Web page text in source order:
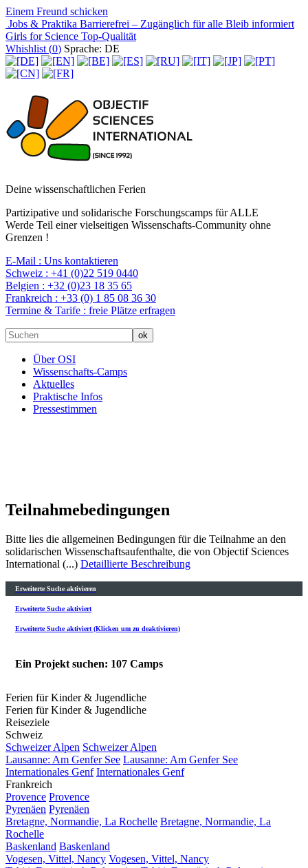
Einem Freund schicken
Jobs & Praktika Barrierefrei – Zugänglich für alle Bleib informiert
Girls for Science Top-Qualität
Whishlist (0) Sprache: DE
Deine wissenschaftlichen Ferien
Partizipative und solidarische Forschungscamps für ALLE
Werde Teil einer vielseitigen Wissenschafts-Community ohne
Grenzen !
E-Mail : Uns kontaktieren
Schweiz : +41 (0)22 519 0440
Belgien : +32 (0)23 18 35 65
Frankreich : +33 (0) 1 85 08 36 30
Termine & Tarife : freie Plätze erfragen
Über OSI
Wissenschafts-Camps
Aktuelles
Praktische Infos
Pressestimmen
Teilnahmebedingungen
Bitte lies die allgemeinen Bedingungen für die Teilnahme an den
solidarischen Wissenschaftsaufenthalte, die von Objectif Sciences
International (...) Detaillierte Beschreibung
Erweiterte Suche aktivieren
Erweiterte Suche aktiviert
Erweiterte Suche aktiviert (Klicken um zu deaktivieren)
Ein Projekt suchen: 107 Camps
Ferien für Kinder & Jugendliche
Ferien für Kinder & Jugendliche
Reiseziele
Schweiz
Schweizer Alpen Schweizer Alpen
Lausanne: Am Genfer See Lausanne: Am Genfer See
Internationales Genf Internationales Genf
Frankreich
Provence Provence
Pyrenäen Pyrenäen
Bretagne, Normandie, La Rochelle Bretagne, Normandie, La
Rochelle
Baskenland Baskenland
Vogesen, Vittel, Nancy Vogesen, Vittel, Nancy